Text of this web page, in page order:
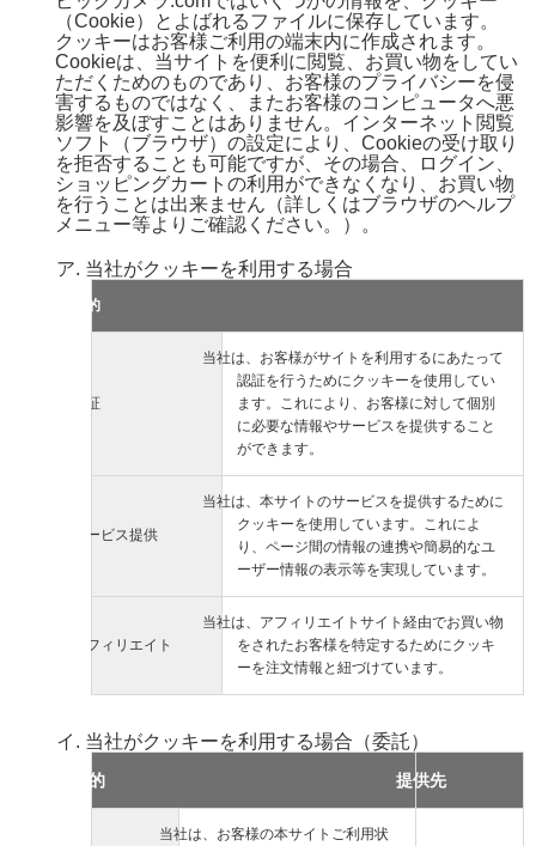
（Cookie）とよばれるファイルに保存しています。
クッキーはお客様ご利用の端末内に作成されます。
Cookieは、当サイトを便利に閲覧、お買い物をしてい
ただくためのものであり、お客様のプライバシーを侵
害するものではなく、またお客様のコンピュータへ悪
影響を及ぼすことはありません。インターネット閲覧
ソフト（ブラウザ）の設定により、Cookieの受け取り
を拒否することも可能ですが、その場合、ログイン、
ショッピングカートの利用ができなくなり、お買い物
を行うことは出来ません（詳しくはブラウザのヘルプ
メニュー等よりご確認ください。）。
当社がクッキーを利用する場合
目的
認証
当社は、お客様がサイトを利用するにあたって
認証を行うためにクッキーを使用してい
ます。これにより、お客様に対して個別
に必要な情報やサービスを提供すること
ができます。
サービス提供
当社は、本サイトのサービスを提供するために
クッキーを使用しています。これによ
り、ページ間の情報の連携や簡易的なユ
ーザー情報の表示等を実現しています。
アフィリエイト
当社は、アフィリエイトサイト経由でお買い物
をされたお客様を特定するためにクッキ
ーを注文情報と紐づけています。
当社がクッキーを利用する場合（委託）
目的 提供先
当社は、お客様の本サイトご利用状